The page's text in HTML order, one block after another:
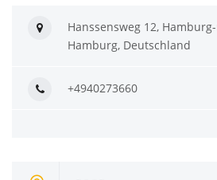
Hanssensweg 12,
Hamburg, Deutschland
+4940273660